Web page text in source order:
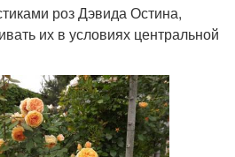
роз Дэвида Остина,
их в условиях центральной